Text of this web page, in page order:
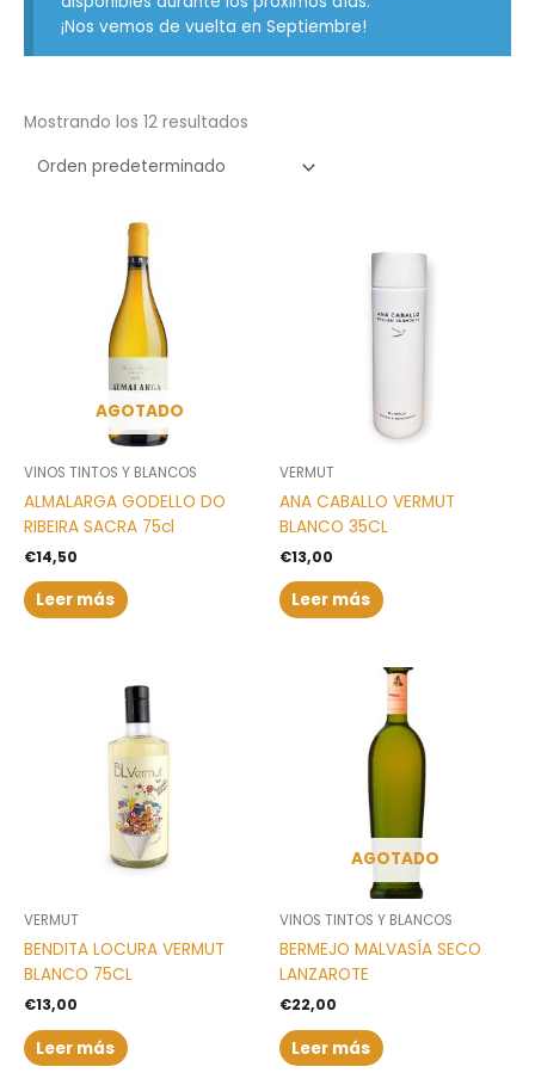
¡Nos vemos de vuelta en Septiembre!
Mostrando los 12 resultados
AGOTADO
VINOS TINTOS Y BLANCOS
ALMALARGA GODELLO DO
RIBEIRA SACRA 75cl
€14,50
Leer más
VERMUT
ANA CABALLO VERMUT
BLANCO 35CL
€13,00
Leer más
VERMUT
BENDITA LOCURA VERMUT
BLANCO 75CL
€13,00
Leer más
AGOTADO
VINOS TINTOS Y BLANCOS
BERMEJO MALVASÍA SECO
LANZAROTE
€22,00
Leer más